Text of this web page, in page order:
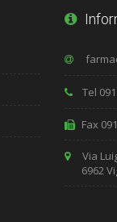
Tel
Fax
Via
6962